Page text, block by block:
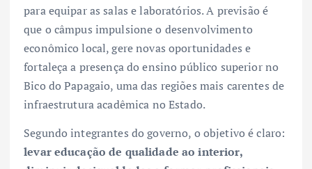
para equipar as salas e laboratórios. A previsão é
que o câmpus impulsione o desenvolvimento
econômico local, gere novas oportunidades e
fortaleça a presença do ensino público superior no
Bico do Papagaio, uma das regiões mais carentes de
infraestrutura acadêmica no Estado.
Segundo integrantes do governo, o objetivo é claro:
levar educação de qualidade ao interior,